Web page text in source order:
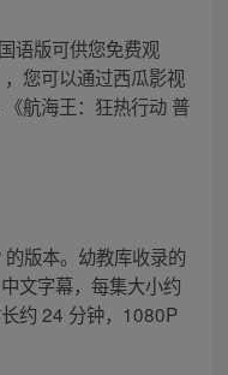
语版可供您免费观
您可以通过西瓜影视
航海王：狂热行动 普
的版本。幼教库收录的
文字幕，每集大小约
约 24 分钟，1080P